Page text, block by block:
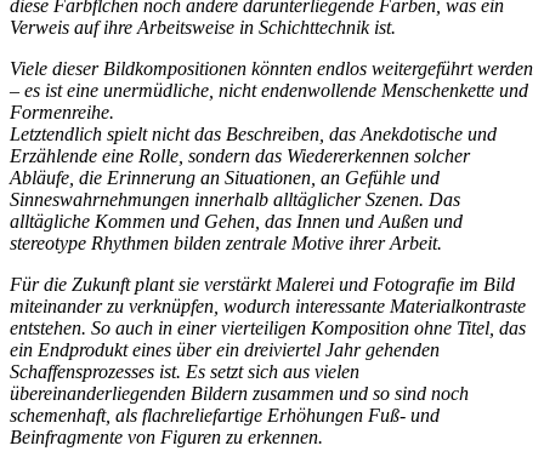
diese Farbflchen noch andere darunterliegende Farben, was ein
Verweis auf ihre Arbeitsweise in Schichttechnik ist.
Viele dieser Bildkompositionen könnten endlos weitergeführt werden
– es ist eine unermüdliche, nicht endenwollende Menschenkette und
Formenreihe.
Letztendlich spielt nicht das Beschreiben, das Anekdotische und
Erzählende eine Rolle, sondern das Wiedererkennen solcher
Abläufe, die Erinnerung an Situationen, an Gefühle und
Sinneswahrnehmungen innerhalb alltäglicher Szenen. Das
alltägliche Kommen und Gehen, das Innen und Außen und
stereotype Rhythmen bilden zentrale Motive ihrer Arbeit.
Für die Zukunft plant sie verstärkt Malerei und Fotografie im Bild
miteinander zu verknüpfen, wodurch interessante Materialkontraste
entstehen. So auch in einer vierteiligen Komposition ohne Titel, das
ein Endprodukt eines über ein dreiviertel Jahr gehenden
Schaffensprozesses ist. Es setzt sich aus vielen
übereinanderliegenden Bildern zusammen und so sind noch
schemenhaft, als flachreliefartige Erhöhungen Fuß- und
Beinfragmente von Figuren zu erkennen.